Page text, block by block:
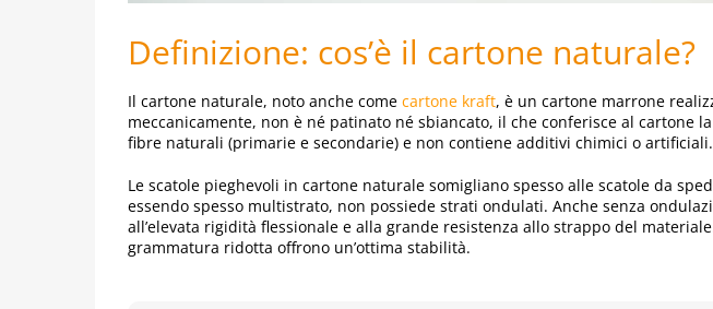
Definizione: cos’è il cartone naturale?
Il cartone naturale, noto anche come cartone kraft, è un cartone marrone
meccanicamente, non è né patinato né sbiancato, il che conferisce al cartone
fibre naturali (primarie e secondarie) e non contiene additivi chimici o artificiali.
Le scatole pieghevoli in cartone naturale somigliano spesso alle scatole da
essendo spesso multistrato, non possiede strati ondulati. Anche senza
all’elevata rigidità flessionale e alla grande resistenza allo strappo del
grammatura ridotta offrono un’ottima stabilità.